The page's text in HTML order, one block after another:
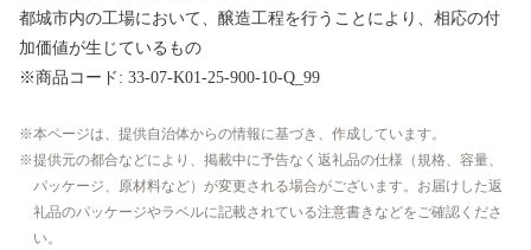
都城市内の工場において、醸造工程を行うことにより、相応の付
加価値が生じているもの
※商品コード: 33-07-K01-25-900-10-Q_99
本ページは、提供自治体からの情報に基づき、作成しています。
提供元の都合などにより、掲載中に予告なく返礼品の仕様（規格、容量、
パッケージ、原材料など）が変更される場合がございます。お届けした返
礼品のパッケージやラベルに記載されている注意書きなどをご確認くださ
い。